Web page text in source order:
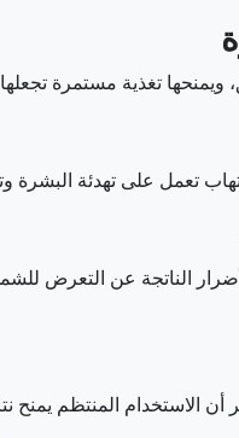
تغذية مستمرة
تعمل على تهدئة البشرة
الناتجة عن التعرض
الاستخدام المنتظم